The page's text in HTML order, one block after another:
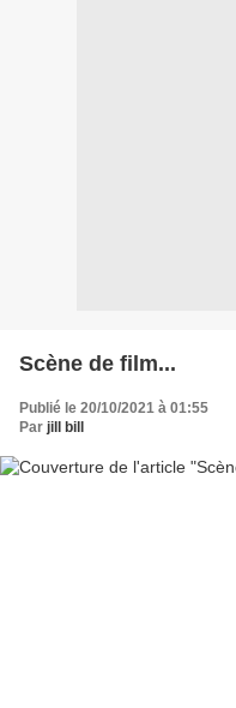
Scène de film...
Publié le 20/10/2021 à 01:55
Par jill bill